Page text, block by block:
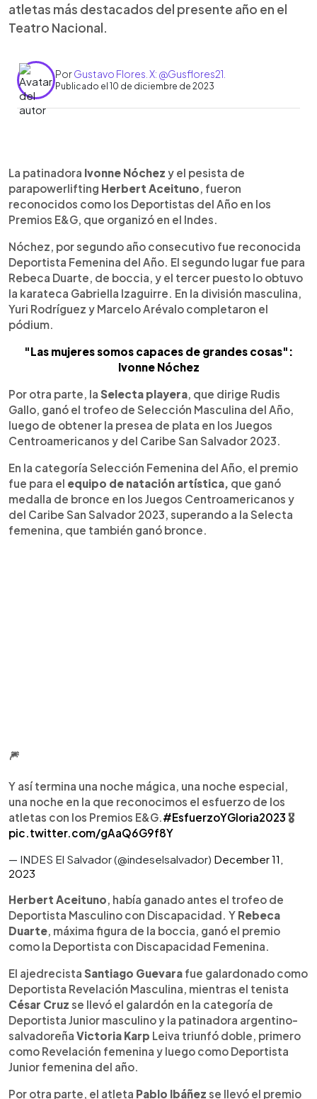
atletas más destacados del presente año en el
Teatro Nacional.
PorGustavo Flores. X: @Gusflores21.
Publicado el 10 de diciembre de 2023
► Escuchar artículo
La patinadora Ivonne Nóchez y el pesista de
parapowerlifting Herbert Aceituno , fueron
reconocidos como los Deportistas del Año en los
Premios E&G, que organizó en el Indes.
Nóchez, por segundo año consecutivo fue reconocida
Deportista Femenina del Año. El segundo lugar fue para
Rebeca Duarte, de boccia, y el tercer puesto lo obtuvo
la karateca Gabriella Izaguirre. En la división masculina,
Yuri Rodríguez y Marcelo Arévalo completaron el
pódium.
"Las mujeres somos capaces de grandes cosas":
Ivonne Nóchez
Por otra parte, la Selecta playera , que dirige Rudis
Gallo, ganó el trofeo de Selección Masculina del Año,
luego de obtener la presea de plata en los Juegos
Centroamericanos y del Caribe San Salvador 2023.
En la categoría Selección Femenina del Año, el premio
fue para el equipo de natación artística, que ganó
medalla de bronce en los Juegos Centroamericanos y
del Caribe San Salvador 2023, superando a la Selecta
femenina, que también ganó bronce.
🎆
Y así termina una noche mágica, una noche especial,
una noche en la que reconocimos el esfuerzo de los
atletas con los Premios E&G. #EsfuerzoYGloria2023 🎖️
pic.twitter.com/gAaQ6G9f8Y
— INDES El Salvador (@indeselsalvador) December 11,
2023
Herbert Aceituno , había ganado antes el trofeo de
Deportista Masculino con Discapacidad. Y Rebeca
Duarte , máxima figura de la boccia, ganó el premio
como la Deportista con Discapacidad Femenina.
El ajedrecista Santiago Guevara fue galardonado como
Deportista Revelación Masculina, mientras el tenista
César Cruz se llevó el galardón en la categoría de
Deportista Junior masculino y la patinadora argentino-
salvadoreña Victoria Karp Leiva triunfó doble, primero
como Revelación femenina y luego como Deportista
Junior femenina del año.
Por otra parte, el atleta Pablo Ibáñez se llevó el premio